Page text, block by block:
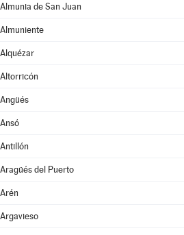
Almunia de San Juan
Almuniente
Alquézar
Altorricón
Angüés
Ansó
Antillón
Aragüés del Puerto
Arén
Argavieso